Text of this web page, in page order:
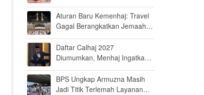
Aturan Baru Kemenhaj: Travel
Gagal Berangkatkan Jemaah
Daftar Calhaj 2027
Diumumkan, Menhaj Ingatkan
BPS Ungkap Armuzna Masih
Jadi Titik Terlemah Layanan